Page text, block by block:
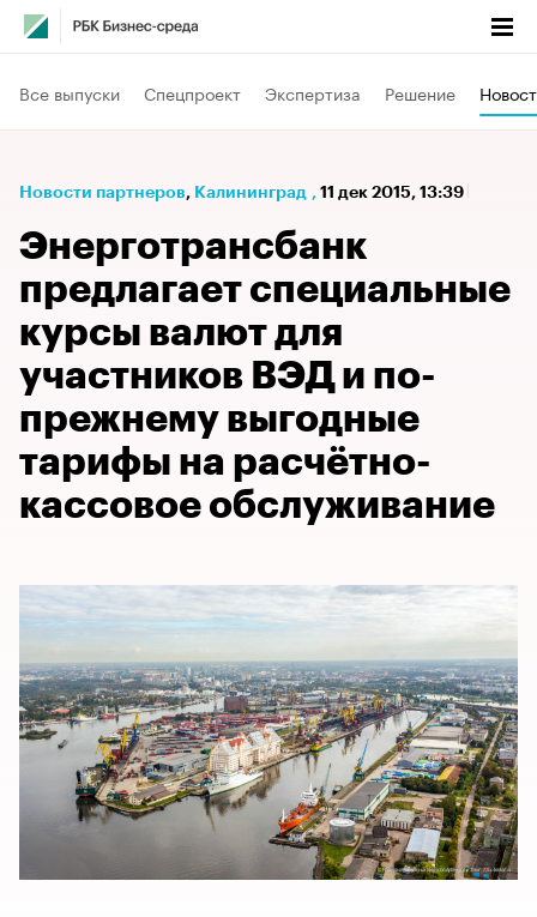
Все выпуски Спецпроект Экспертиза Решение
Новости партнеров⁠, Калининград , 11 дек 2015, 13:39
Энерготрансбанк
предлагает специальные
курсы валют для
участников ВЭД и по-
прежнему выгодные
тарифы на расчётно-
кассовое обслуживание